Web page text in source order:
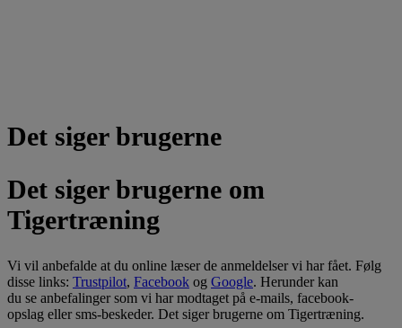
Det siger brugerne
Det siger brugerne om
Tigertræning
Vi vil anbefalde at du online læser de anmeldelser vi har fået. Følg
disse links: Trustpilot, Facebook og Google. Herunder kan
du se anbefalinger som vi har modtaget på e-mails, facebook-
opslag eller sms-beskeder. Det siger brugerne om Tigertræning.